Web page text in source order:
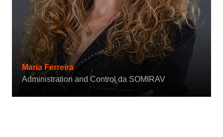
Maria Ferreira
Administration and Control da SOMIRAV